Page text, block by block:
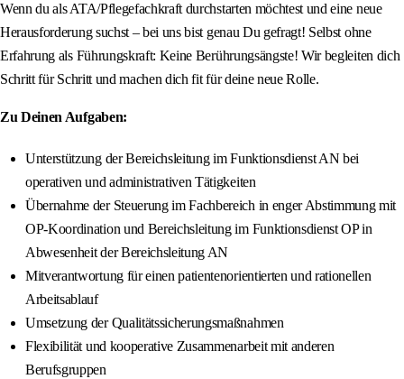
Wenn du als ATA/Pflegefachkraft durchstarten möchtest und eine neue
Herausforderung suchst – bei uns bist genau Du gefragt! Selbst ohne
Erfahrung als Führungskraft: Keine Berührungsängste! Wir begleiten dich
Schritt für Schritt und machen dich fit für deine neue Rolle.
Zu Deinen Aufgaben:
Unterstützung der Bereichsleitung im Funktionsdienst AN bei
operativen und administrativen Tätigkeiten
Übernahme der Steuerung im Fachbereich in enger Abstimmung mit
OP-Koordination und Bereichsleitung im Funktionsdienst OP in
Abwesenheit der Bereichsleitung AN
Mitverantwortung für einen patientenorientierten und rationellen
Arbeitsablauf
Umsetzung der Qualitätssicherungsmaßnahmen
Flexibilität und kooperative Zusammenarbeit mit anderen
Berufsgruppen